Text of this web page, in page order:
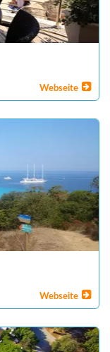
Webseite
Webseite